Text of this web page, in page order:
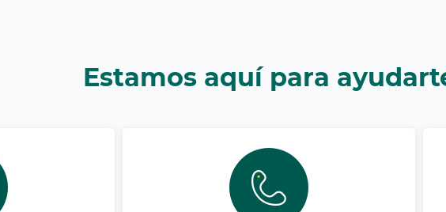
Estamos aquí para